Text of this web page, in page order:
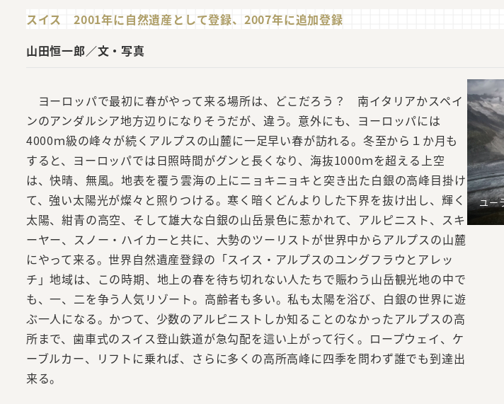
スイス 2001年に自然遺産として登録、2007年に追加登録
山田恒一郎／文・写真
ヨーロッパで最初に春がやって来る場所は、どこだろう？ 南イタリアかスペイ
ンのアンダルシア地方辺りになりそうだが、違う。意外にも、ヨーロッパには
4000ｍ級の峰々が続くアルプスの山麓に一足早い春が訪れる。冬至から１か月も
すると、ヨーロッパでは日照時間がグンと長くなり、海抜1000ｍを超える上空
は、快晴、無風。地表を覆う雲海の上にニョキニョキと突き出た白銀の高峰目掛け
て、強い太陽光が燦々と照りつける。寒く暗くどんよりした下界を抜け出し、輝く
太陽、紺青の高空、そして雄大な白銀の山岳景色に惹かれて、アルピニスト、スキ
ーヤー、スノー・ハイカーと共に、大勢のツーリストが世界中からアルプスの山麓
にやって来る。世界自然遺産登録の「スイス・アルプスのユングフラウとアレッ
チ」地域は、この時期、地上の春を待ち切れない人たちで賑わう山岳観光地の中で
も、一、二を争う人気リゾート。高齢者も多い。私も太陽を浴び、白銀の世界に遊
ぶ一人になる。かつて、少数のアルピニストしか知ることのなかったアルプスの高
所まで、歯車式のスイス登山鉄道が急勾配を這い上がって行く。ロープウェイ、ケ
ーブルカー、リフトに乗れば、さらに多くの高所高峰に四季を問わず誰でも到達出
来る。
ユーラシア西大陸で最大最長のアレッチ氷河